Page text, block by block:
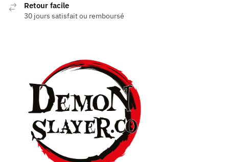
Retour facile
30 jours satisfait ou remboursé